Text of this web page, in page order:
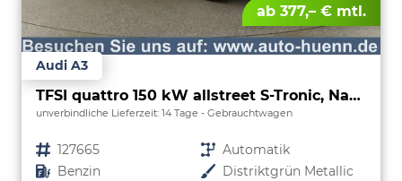
ab 377,– € mtl.
Audi A3
TFSI quattro 150 kW allstreet S-Tronic, Navi, 18-Zoll, 5-J. Garantie
unverbindliche Lieferzeit: 14 Tage Gebrauchtwagen
Fahrzeugnr. 127665 Getriebe Automatik
Kraftstoff Benzin Außenfarbe Distriktgrün Metallic